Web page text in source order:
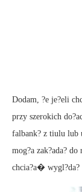
Dodam, ?e je?eli
przy szerokich
falbank? z tiulu lub
mog?a zak?ada?
chcia?a� wygl?da?